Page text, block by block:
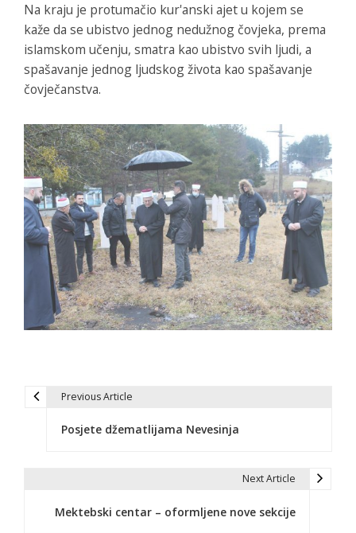
Na kraju je protumačio kur'anski ajet u kojem se
kaže da se ubistvo jednog nedužnog čovjeka, prema
islamskom učenju, smatra kao ubistvo svih ljudi, a
spašavanje jednog ljudskog života kao spašavanje
čovječanstva.
Previous Article
Posjete džematlijama Nevesinja
Next Article
Mektebski centar – oformljene nove sekcije